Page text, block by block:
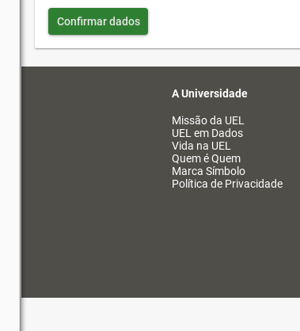
Confirmar dados
A Universidade
Missão da UEL
UEL em Dados
Vida na UEL
Quem é Quem
Marca Símbolo
Política de Privacidade